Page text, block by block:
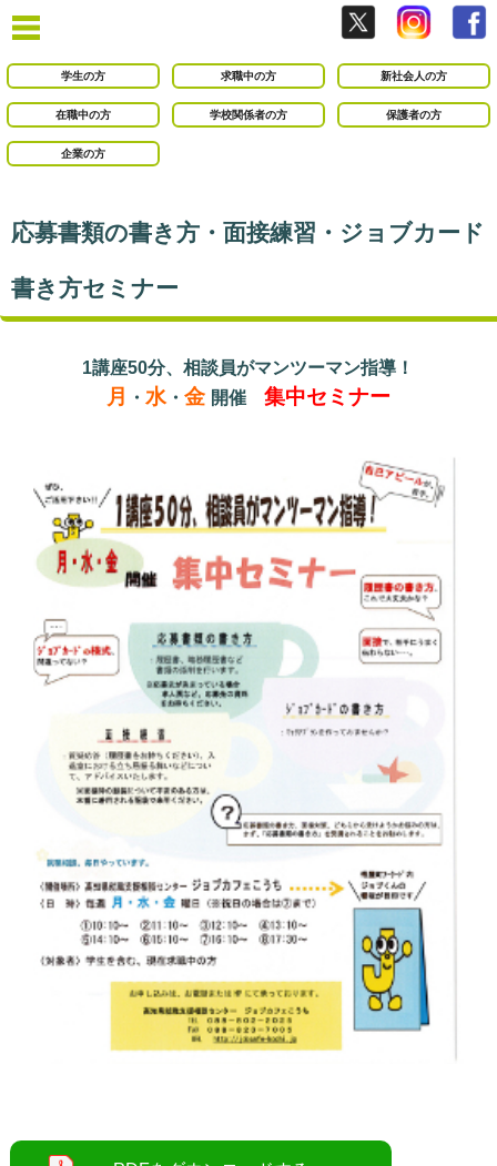
学生の方 求職中の方 新社会人の方
在職中の方 学校関係者の方 保護者の方
企業の方
応募書類の書き方・面接練習・ジョブカード
書き方セミナー
1講座50分、相談員がマンツーマン指導！
月 ・ 水・ 金 開催 集中セミナー